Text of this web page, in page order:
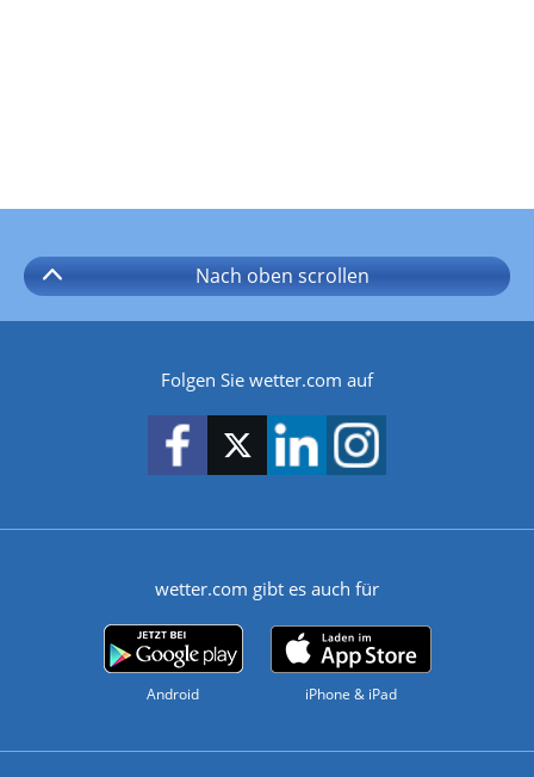
Nach oben scrollen
Folgen Sie wetter.com auf
wetter.com gibt es auch für
Android iPhone & iPad